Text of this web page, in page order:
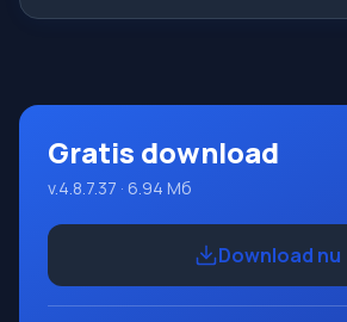
Gratis download
v.4.8.7.37 · 6.94 Мб
Download nu